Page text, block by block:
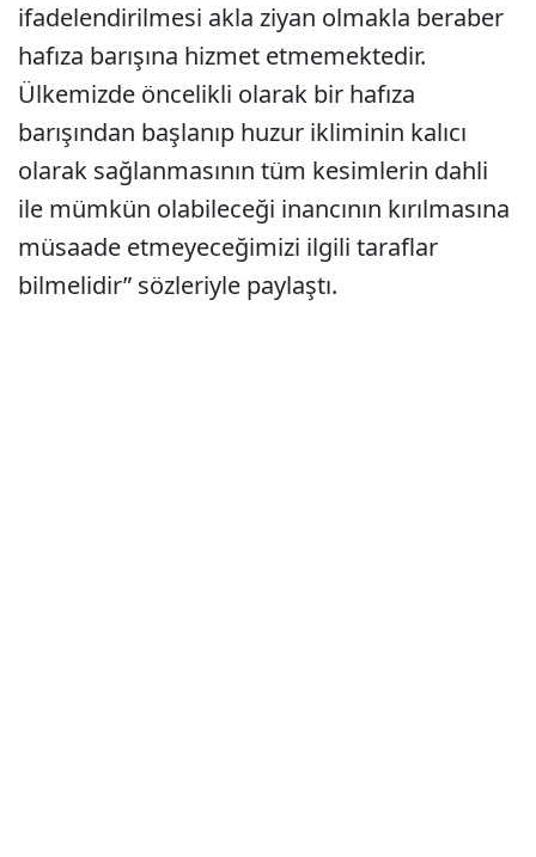
ifadelendirilmesi akla ziyan olmakla beraber
hafıza barışına hizmet etmemektedir.
Ülkemizde öncelikli olarak bir hafıza
barışından başlanıp huzur ikliminin kalıcı
olarak sağlanmasının tüm kesimlerin dahli
ile mümkün olabileceği inancının kırılmasına
müsaade etmeyeceğimizi ilgili taraflar
bilmelidir” sözleriyle paylaştı.